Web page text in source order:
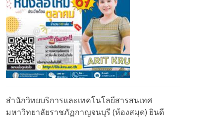
สำนักวิทยบริการและเทคโนโลยีสารสนเทศ
มหาวิทยาลัยราชภัฏกาญจนบุรี (ห้องสมุด) ยินดี